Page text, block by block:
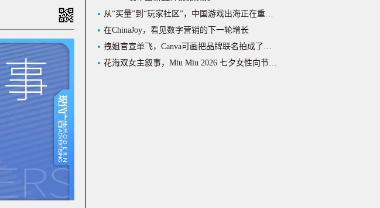
从“买量”到“玩家社区”，中国游戏出海正在重写营销方法论
在ChinaJoy，看见数字营销的下一轮增长
拽姐官宣单飞，Canva可画把品牌联名拍成了一部“起号真人秀
花海双女主叙事，Miu Miu 2026 七夕女性向节日营销